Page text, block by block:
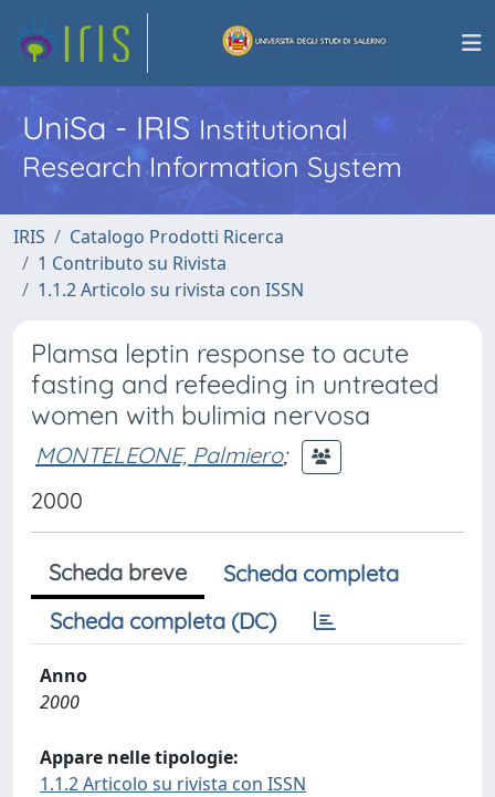
UniSa - IRISInstitutional
Research Information System
IRIS
Catalogo Prodotti Ricerca
1 Contributo su Rivista
1.1.2 Articolo su rivista con ISSN
Plamsa leptin response to acute
fasting and refeeding in untreated
women with bulimia nervosa
MONTELEONE, Palmiero;
2000
Scheda breve
Scheda completa
Scheda completa (DC)
Anno
2000
Appare nelle tipologie:
1.1.2 Articolo su rivista con ISSN